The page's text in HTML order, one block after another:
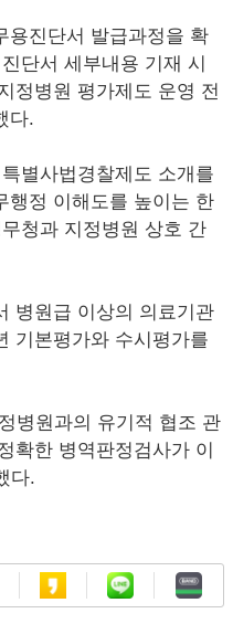
용진단서 발급과정을 확
단서 세부내용 기재 시
정병원 평가제도 운영 전
다.
별사법경찰제도 소개를
행정 이해도를 높이는 한
청과 지정병원 상호 간
병원급 이상의 의료기관
기본평가와 수시평가를
병원과의 유기적 협조 관
확한 병역판정검사가 이
다.